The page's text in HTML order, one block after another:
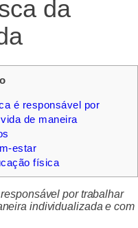
da
é responsável por
de maneira
estar
física
por trabalhar
individualizada e com